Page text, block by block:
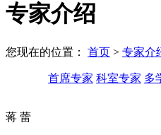
专家介绍
您现在的位置： 首页 > 专家介
首席专家 科室专家 多
蒋 蕾